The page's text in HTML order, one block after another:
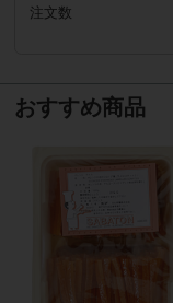
注文数
おすすめ商品